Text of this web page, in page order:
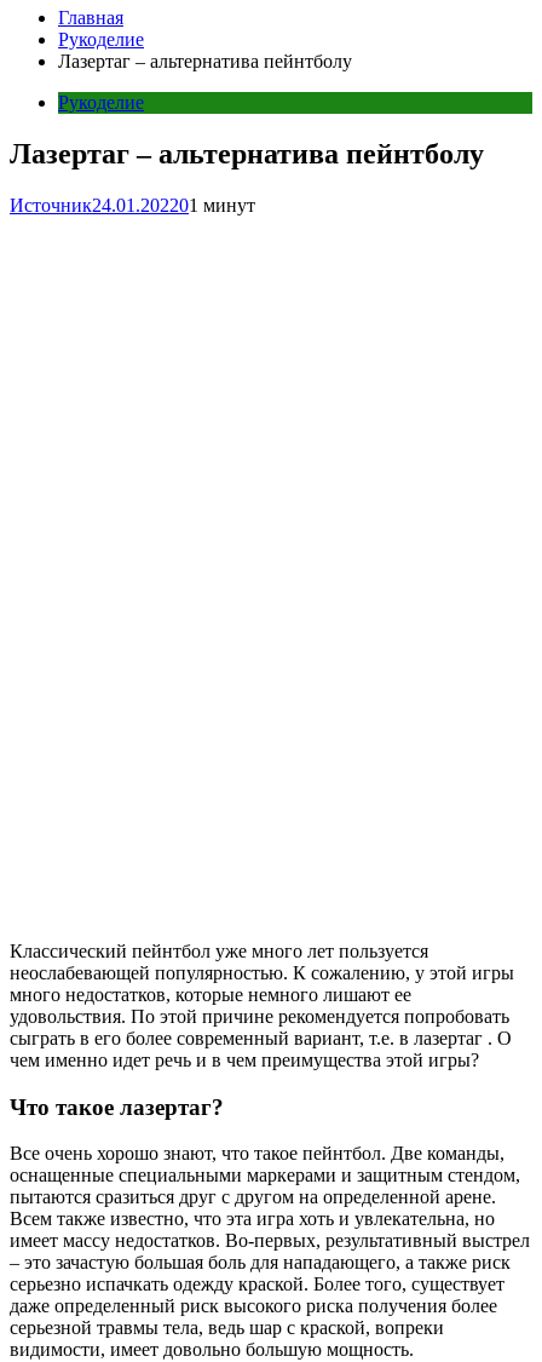
Главная
Рукоделие
Лазертаг – альтернатива пейнтболу
Рукоделие
Лазертаг – альтернатива пейнтболу
Источник24.01.202201 минут
Классический пейнтбол уже много лет пользуется
неослабевающей популярностью. К сожалению, у этой игры
много недостатков, которые немного лишают ее
удовольствия. По этой причине рекомендуется попробовать
сыграть в его более современный вариант, т.е. в лазертаг . О
чем именно идет речь и в чем преимущества этой игры?
Что такое лазертаг?
Все очень хорошо знают, что такое пейнтбол. Две команды,
оснащенные специальными маркерами и защитным стендом,
пытаются сразиться друг с другом на определенной арене.
Всем также известно, что эта игра хоть и увлекательна, но
имеет массу недостатков. Во-первых, результативный выстрел
– это зачастую большая боль для нападающего, а также риск
серьезно испачкать одежду краской. Более того, существует
даже определенный риск высокого риска получения более
серьезной травмы тела, ведь шар с краской, вопреки
видимости, имеет довольно большую мощность.